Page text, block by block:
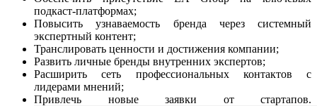
подкаст-платформах;
Повысить узнаваемость бренда через системный
экспертный контент;
Транслировать ценности и достижения компании;
Развить личные бренды внутренних экспертов;
Расширить сеть профессиональных контактов с
лидерами мнений;
Привлечь новые заявки от стартапов.